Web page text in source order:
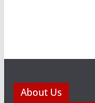
About Us